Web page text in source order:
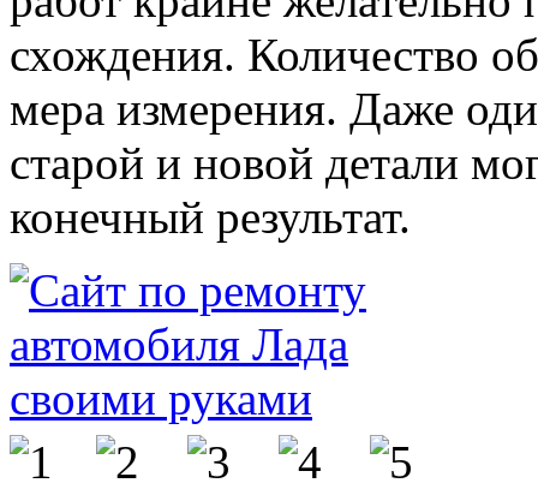
схождения. Количество
мера измерения. Даже
старой и новой детали
конечный результат.